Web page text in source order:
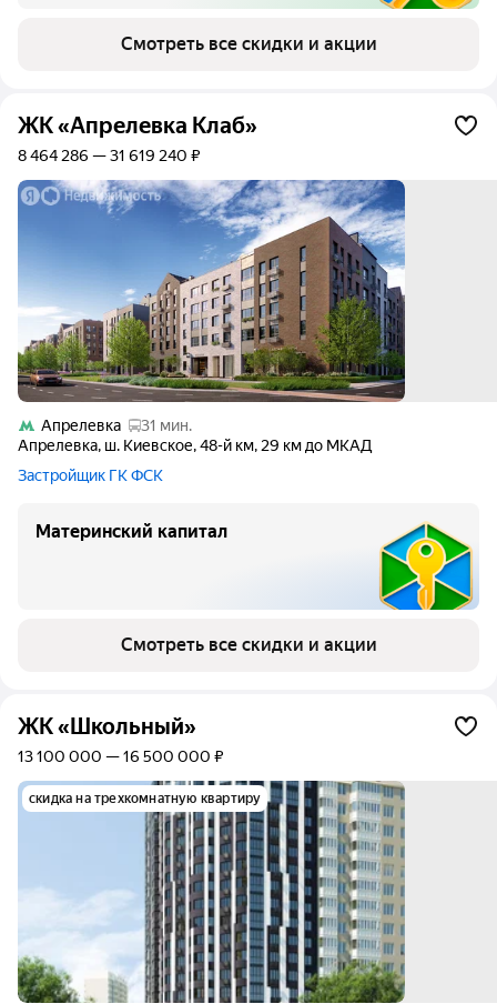
Смотреть все скидки и акции
ЖК «Апрелевка Клаб»
8 464 286 — 31 619 240 ₽
Апрелевка
31 мин.
Апрелевка, ш. Киевское,48-й км, 29 км до МКАД
Застройщик ГК ФСК
Материнский капитал
Смотреть все скидки и акции
ЖК «Школьный»
13 100 000 — 16 500 000 ₽
скидка на трехкомнатную квартиру